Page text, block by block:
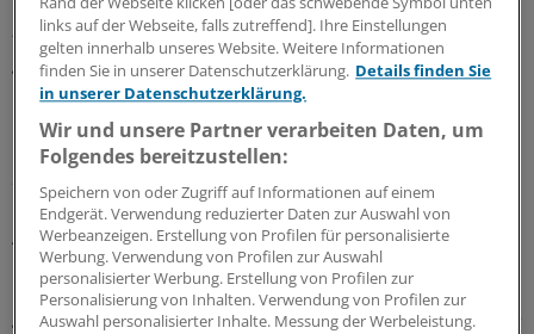
Patienten. Noch sind Sprachtests nicht vorgeschrieben
- allerdings müssen die Bundesländer prüfen, ob
genügend Kenntnisse beim Bewerber vorliegen.
Noch wendet jedes Land eigene Kriterien an - die
Gesundheitsministerkonferenz der Länder will im Juni
2014 einen einheitlichen Sprachtest entwickeln.
Änderungen an der Approbationsordnung
DieApprobationsordnungwurde zum 1. Januar
geändert. Mit der Verlegung einiger Prüfungen sollen die
links auf der Webseite, falls zutreffend]. Ihre Einstellungen
gelten innerhalb unseres Website. Weitere Informationen
finden Sie in unserer Datenschutzerklärung. Details finden Sie
in unserer Datenschutzerklärung.
Wir und unsere Partner verarbeiten Daten, um
Folgendes bereitzustellen:
Speichern von oder Zugriff auf Informationen auf einem
Endgerät. Verwendung reduzierter Daten zur Auswahl von
Werbeanzeigen. Erstellung von Profilen für personalisierte
Werbung. Verwendung von Profilen zur Auswahl
personalisierter Werbung. Erstellung von Profilen zur
Personalisierung von Inhalten. Verwendung von Profilen zur
Auswahl personalisierter Inhalte. Messung der Werbeleistung.